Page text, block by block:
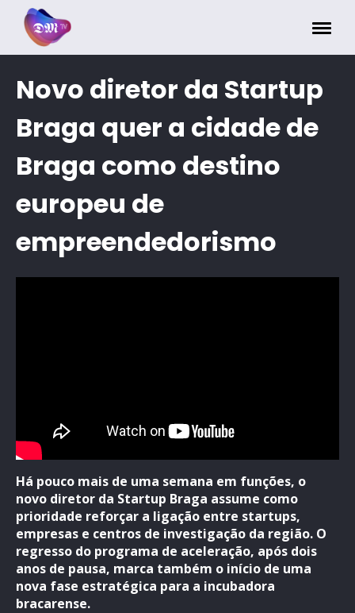
Novo diretor da Startup
Braga quer a cidade de
Braga como destino
europeu de
empreendedorismo
Há pouco mais de uma semana em funções, o
novo diretor da Startup Braga assume como
prioridade reforçar a ligação entre startups,
empresas e centros de investigação da região. O
regresso do programa de aceleração, após dois
anos de pausa, marca também o início de uma
nova fase estratégica para a incubadora
bracarense.
Painel de Gerenciamento de Cookies